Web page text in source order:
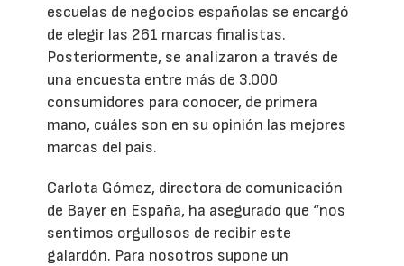
escuelas de negocios españolas se encargó
de elegir las 261 marcas finalistas.
Posteriormente, se analizaron a través de
una encuesta entre más de 3.000
consumidores para conocer, de primera
mano, cuáles son en su opinión las mejores
marcas del país.
Carlota Gómez, directora de comunicación
de Bayer en España, ha asegurado que “nos
sentimos orgullosos de recibir este
galardón. Para nosotros supone un